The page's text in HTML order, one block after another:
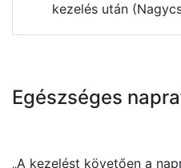
kezelés után
Egészséges
„A kezelést követően a